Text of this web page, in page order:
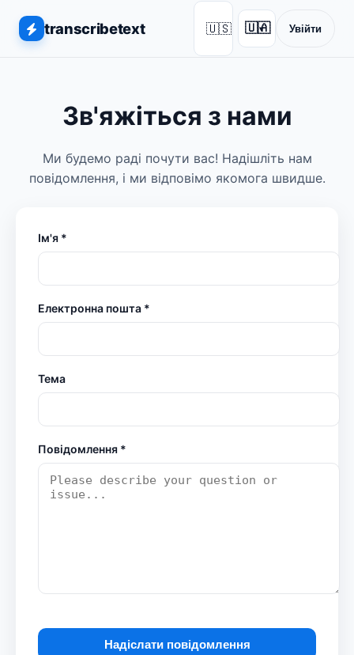
transcribetext 🇺🇸 🇺🇦
▾ Увійти
Зв'яжіться з нами
Ми будемо раді почути вас! Надішліть нам
повідомлення, і ми відповімо якомога швидше.
Ім'я *
Електронна пошта *
Тема
Повідомлення *
Надіслати повідомлення